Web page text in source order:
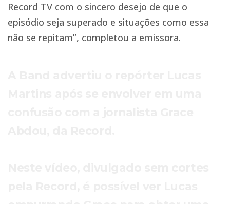
Record TV com o sincero desejo de que o
episódio seja superado e situações como essa
não se repitam”, completou a emissora.